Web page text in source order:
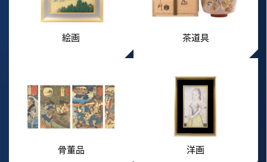
絵画 茶道具
骨董品 洋画